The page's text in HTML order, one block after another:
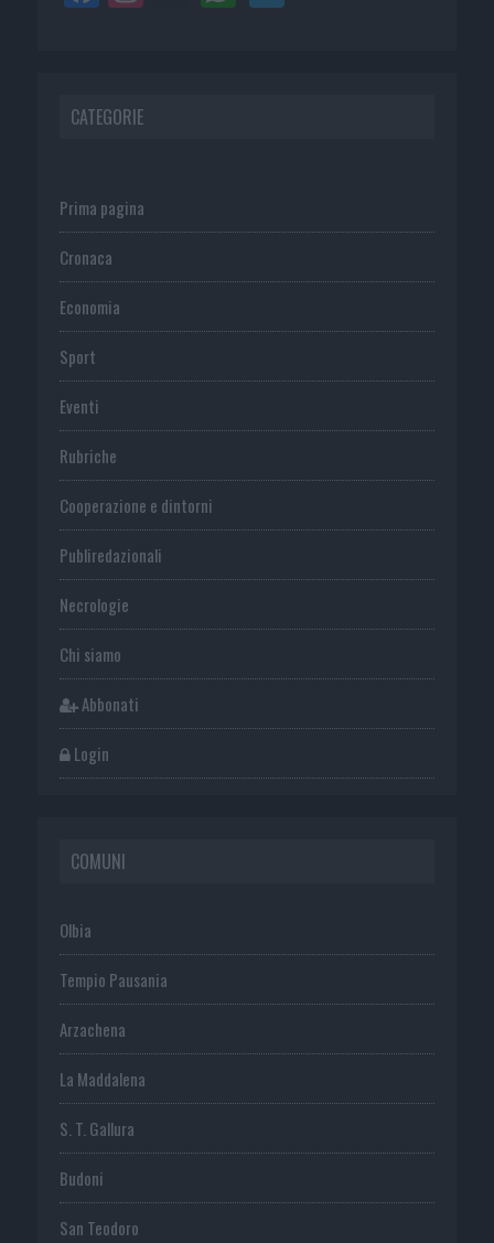
CATEGORIE
Prima pagina
Cronaca
Economia
Sport
Eventi
Rubriche
Cooperazione e dintorni
Publiredazionali
Necrologie
Chi siamo
Abbonati
Login
COMUNI
Olbia
Tempio Pausania
Arzachena
La Maddalena
S. T. Gallura
Budoni
San Teodoro